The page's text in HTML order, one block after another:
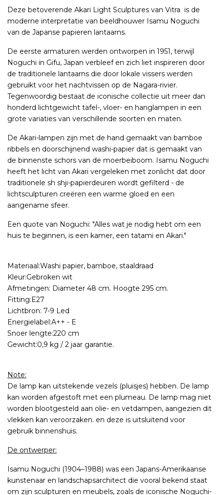
Deze betoverende Akari Light Sculptures van Vitra is de
moderne interpretatie van beeldhouwer Isamu Noguchi
van de Japanse papieren lantaarns.
De eerste armaturen werden ontworpen in 1951, terwijl
Noguchi in Gifu, Japan verbleef en zich liet inspireren door
de traditionele lantaarns die door lokale vissers werden
gebruikt voor het nachtvissen op de Nagara-rivier.
Tegenwoordig bestaat de iconische collectie uit meer dan
honderd lichtgewicht tafel-, vloer- en hanglampen in een
grote variaties van verschillende soorten en maten.
De Akari-lampen zijn met de hand gemaakt van bamboe
ribbels en doorschijnend washi-papier dat is gemaakt van
de binnenste schors van de moerbeiboom. Isamu Noguchi
heeft het licht van Akari vergeleken met zonlicht dat door
traditionele sh shji-papierdeuren wordt gefilterd - de
lichtsculpturen creëren een warme gloed en een
aangename sfeer.
Een quote van Noguchi: "Alles wat je nodig hebt om een ​​
huis te beginnen, is een kamer, een tatami en Akari."
Materiaal:Washi papier, bamboe, staaldraad
Kleur:Gebroken wit
Afmetingen: Diameter 48 cm. Hoogte 295 cm.
Fitting:E27
Lichtbron: 7-9 Led
Energielabel:A++ - E
Snoer lengte:220 cm
Gewicht:0,9 kg / 2 jaar garantie.
Note:
De lamp kan uitstekende vezels (pluisjes) hebben. De lamp
kan worden afgestoft met een plumeau. De lamp mag niet
worden blootgesteld aan olie- en vetdampen, aangezien dit
vlekken kan veroorzaken. en deze is uitsluitend voor
gebruik binnenshuis.
De ontwerper:
Isamu Noguchi (1904–1988) was een Japans-Amerikaanse
kunstenaar en landschapsarchitect die vooral bekend staat
om zijn sculpturen en meubels, zoals de iconische Noguchi-